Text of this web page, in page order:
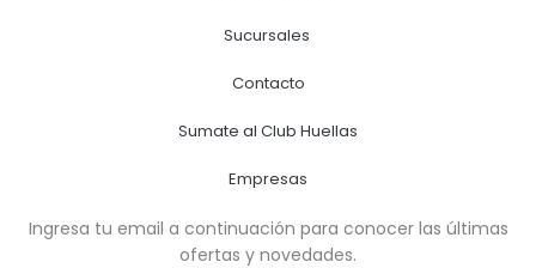
Sucursales
Contacto
Sumate al Club Huellas
Empresas
Ingresa tu email a continuación para conocer las últimas
ofertas y novedades.